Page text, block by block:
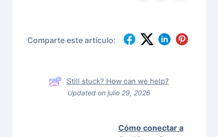
Comparte este artículo:
Still stuck? How can we help?
Updated on julio 29, 2026
Cómo conectar a